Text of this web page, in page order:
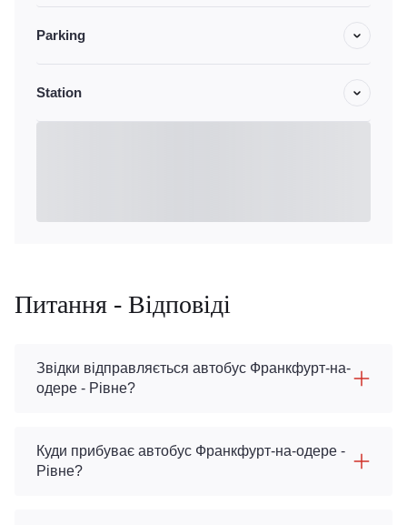
Parking
Station
Питання - Відповіді
Звідки відправляється автобус Франкфурт-на-
одере - Рівне?
Куди прибуває автобус Франкфурт-на-одере -
Рівне?